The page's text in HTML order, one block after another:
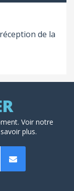
de la
Voir notre
plus.